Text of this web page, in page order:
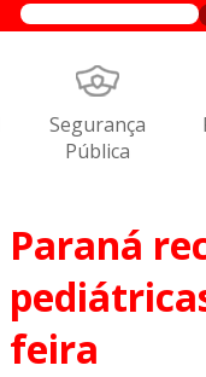
Segurança
Pública
Paraná
feira